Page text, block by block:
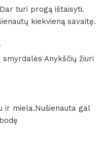
turi progą ištaisyti.
kiekvieną savaitę.
Anykščių žiuri
ir miela.Nušienauta gal